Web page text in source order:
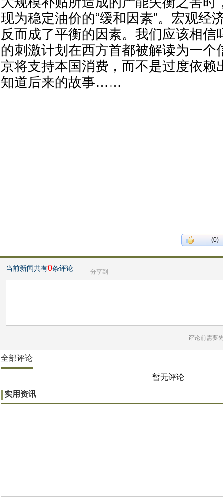
现为稳定油价的“缓和因素”。宏观经
反而成了平衡的因素。我们应该相信
的刺激计划在西方首都被解读为一
京将支持本国消费，而不是过度依赖
知道后来的故事……
(0)
当前新闻共有0条评论 分享到：
评论前需要
全部评论
暂无评论
实用资讯